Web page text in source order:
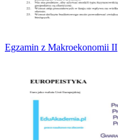
Egzamin z Makroekonomii II